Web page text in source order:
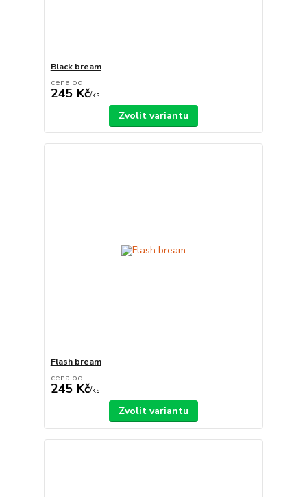
Black bream
cena od
245 Kč/ks
Zvolit variantu
Flash bream
cena od
245 Kč/ks
Zvolit variantu